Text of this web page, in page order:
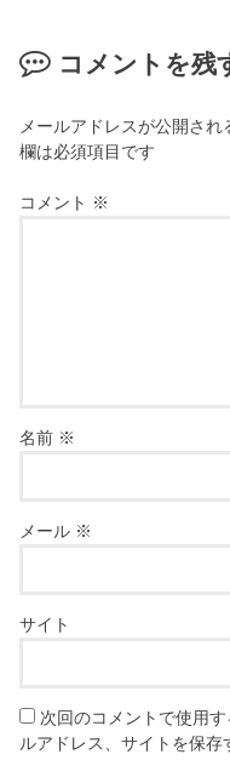
コメントを残
メールアドレスが公開され
欄は必須項目です
コメント ※
名前 ※
メール ※
サイト
次回のコメントで使用
ルアドレス、サイトを保存